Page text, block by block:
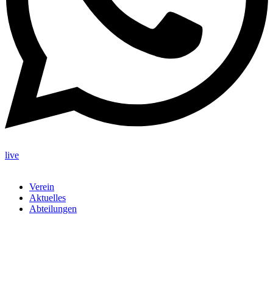
live
Verein
Aktuelles
Abteilungen